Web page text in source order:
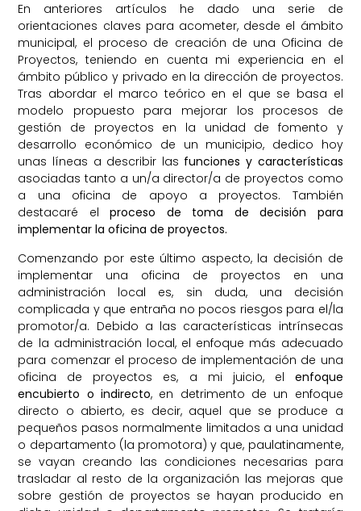
En anteriores artículos he dado una serie de
orientaciones claves para acometer, desde el ámbito
municipal, el proceso de creación de una Oficina de
Proyectos, teniendo en cuenta mi experiencia en el
ámbito público y privado en la dirección de proyectos.
Tras abordar el marco teórico en el que se basa el
modelo propuesto para mejorar los procesos de
gestión de proyectos en la unidad de fomento y
desarrollo económico de un municipio, dedico hoy
unas líneas a describir las funciones y características
asociadas tanto a un/a director/a de proyectos como
a una oficina de apoyo a proyectos. También
destacaré elproceso de toma de decisión para
implementar la oficina de proyectos.
Comenzando por este último aspecto, la decisión de
implementar una oficina de proyectos en una
administración local es, sin duda, una decisión
complicada y que entraña no pocos riesgos para el/la
promotor/a. Debido a las características intrínsecas
de la administración local, el enfoque más adecuado
para comenzar el proceso de implementación de una
oficina de proyectos es, a mi juicio, el enfoque
encubierto o indirecto, en detrimento de un enfoque
directo o abierto, es decir, aquel que se produce a
pequeños pasos normalmente limitados a una unidad
o departamento (la promotora) y que, paulatinamente,
se vayan creando las condiciones necesarias para
trasladar al resto de la organización las mejoras que
sobre gestión de proyectos se hayan producido en